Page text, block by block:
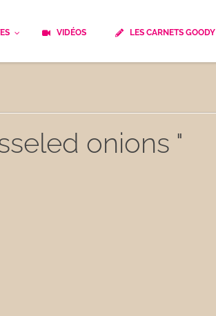
Cuisine française traditionnelle
VIDÉOS LES CARNETS GOODY
Spécialité culinaire
Les astuces Goody
onions "